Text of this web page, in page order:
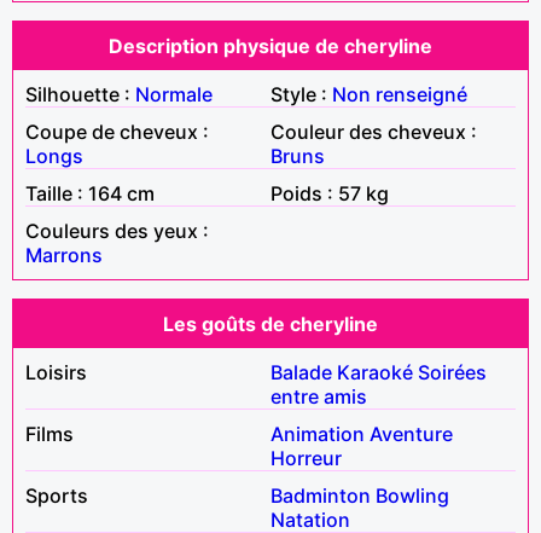
Description physique de cheryline
Silhouette : Normale Style : Non renseigné
Coupe de cheveux :
Longs
Couleur des cheveux :
Bruns
Taille : 164 cm
Poids : 57 kg
Couleurs des yeux :
Marrons
Les goûts de cheryline
Loisirs
Balade Karaoké Soirées
entre amis
Films
Animation Aventure
Horreur
Sports
Badminton Bowling
Natation